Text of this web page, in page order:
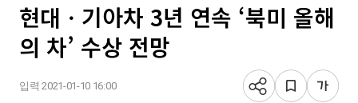
현대ㆍ기아차 3년 연속 ‘북미 올해
의 차’ 수상 전망
입력 2021-01-10 16:00